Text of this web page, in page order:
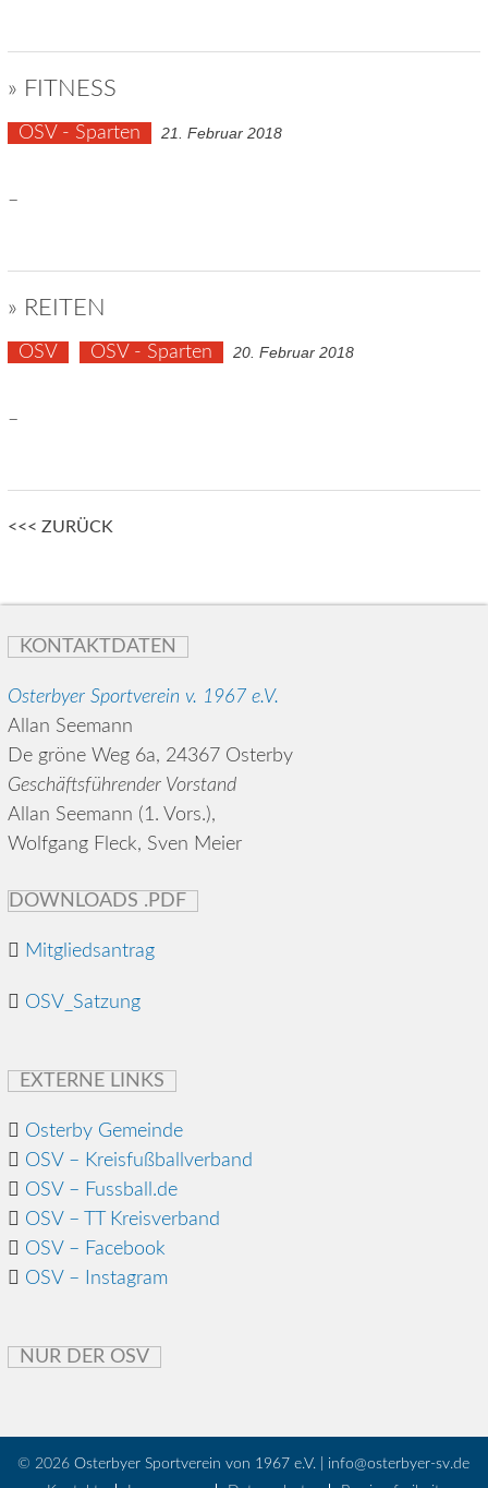
» FITNESS
OSV - Sparten 21. Februar 2018
–
» REITEN
OSV OSV - Sparten 20. Februar 2018
–
Posts
<<< ZURÜCK
KONTAKTDATEN
Osterbyer Sportverein v. 1967 e.V.
Allan Seemann
De gröne Weg 6a, 24367 Osterby
Geschäftsführender Vorstand
Allan Seemann (1. Vors.),
Wolfgang Fleck, Sven Meier
DOWNLOADS .PDF
Mitgliedsantrag
OSV_Satzung
EXTERNE LINKS
Osterby Gemeinde
OSV – Kreisfußballverband
OSV – Fussball.de
OSV – TT Kreisverband
OSV – Facebook
OSV – Instagram
NUR DER OSV
© 2026 Osterbyer Sportverein von 1967 e.V. | info@osterbyer-sv.de